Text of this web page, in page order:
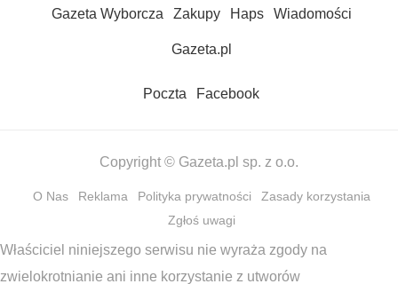
Gazeta Wyborcza Zakupy Haps Wiadomości
Gazeta.pl
Poczta Facebook
Copyright © Gazeta.pl sp. z o.o.
O Nas Reklama Polityka prywatności
Zasady korzystania
Zgłoś uwagi
Właściciel niniejszego serwisu nie wyraża zgody na
zwielokrotnianie ani inne korzystanie z utworów